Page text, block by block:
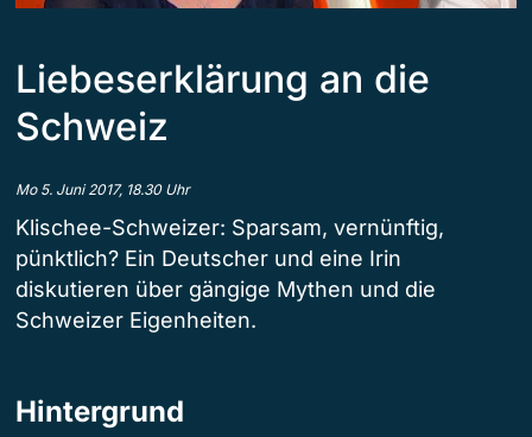
Liebeserklärung an die
Schweiz
Mo 5. Juni 2017, 18.30 Uhr
Klischee-Schweizer: Sparsam, vernünftig,
pünktlich? Ein Deutscher und eine Irin
diskutieren über gängige Mythen und die
Schweizer Eigenheiten.
Hintergrund